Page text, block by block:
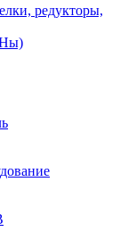
редукторы,